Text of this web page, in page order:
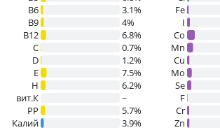
B6
3.1%
B9
4%
B12
6.8%
C
0.7%
D
1.2%
E
7.5%
H
6.2%
вит.К
~
PP
5.7%
Калий
3.9%
Fe
I
Co
Mn
Cu
Mo
Se
F
Cr
Zn